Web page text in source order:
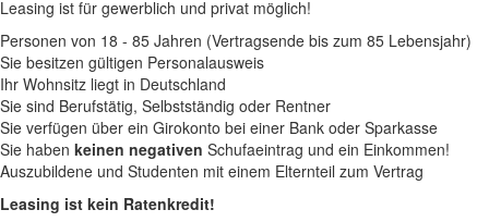
Leasing ist für gewerblich und privat möglich!
Personen von 18 - 85 Jahren (Vertragsende bis zum 85 Lebensjahr)
Sie besitzen gültigen Personalausweis
Ihr Wohnsitz liegt in Deutschland
Sie sind Berufstätig, Selbstständig oder Rentner
Sie verfügen über ein Girokonto bei einer Bank oder Sparkasse
Sie haben keinen negativen Schufaeintrag und ein Einkommen!
Auszubildene und Studenten mit einem Elternteil zum Vertrag
Leasing ist kein Ratenkredit!